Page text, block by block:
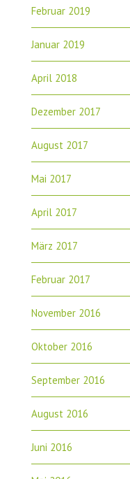
Februar 2019
Januar 2019
April 2018
Dezember 2017
August 2017
Mai 2017
April 2017
März 2017
Februar 2017
November 2016
Oktober 2016
September 2016
August 2016
Juni 2016